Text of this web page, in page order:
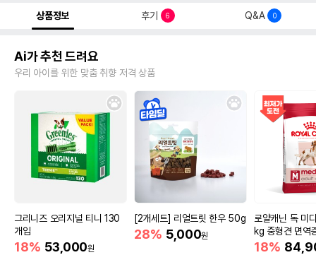
상품정보 후기 6 Q&A 0
Ai가 추천 드려요
우리 아이를 위한 맞춤 취향 저격 상품
그리니즈 오리지널 티니 130
개입
18% 53,000원
[2개세트] 리얼트릿 한우 50g
28% 5,000원
로얄캐닌 독 미
kg 중형견 면역
18%